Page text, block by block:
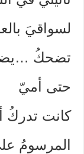
لسواقيَ
تضحكُ
حتى أميّ
كانت تدركُ
المرسومُ